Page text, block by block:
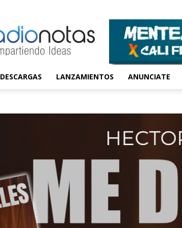
DESCARGAS LANZAMIENTOS ANUNCIATE